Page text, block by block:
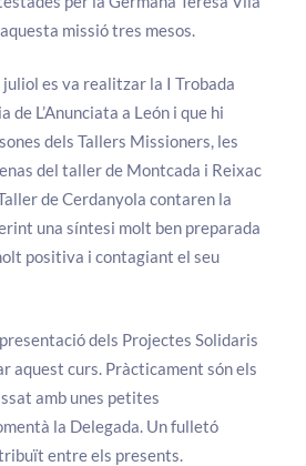
missió tres mesos.
juliol es va realitzar la I Trobada
de L’Anunciata a León i que hi
dels Tallers Missioners, les
del taller de Montcada i Reixac
de Cerdanyola contaren la
una síntesi molt ben preparada
positiva i contagiant el seu
dels Projectes Solidaris
aquest curs. Pràcticament són els
amb unes petites
la Delegada. Un fulletó
entre els presents.